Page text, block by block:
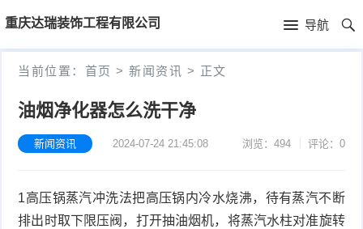
重庆达瑞装饰工程有限公司 导航
首
页
首
当前位置： 首页 > 新闻资讯 > 正文
油烟净化器怎么洗干净
新闻资讯 2024-07-24 21:45:08 浏览：494 评论：0
1高压锅蒸汽冲洗法把高压锅内冷水烧沸，待有蒸汽不断
排出时取下限压阀，打开抽油烟机，将蒸汽水柱对准旋转